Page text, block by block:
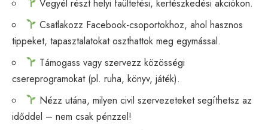
Vegyél részt helyi faültetési, kertészkedési akciókon.
Csatlakozz Facebook-csoportokhoz, ahol hasznos
tippeket, tapasztalatokat oszthattok meg egymással.
Támogass vagy szervezz közösségi
csereprogramokat (pl. ruha, könyv, játék).
Nézz utána, milyen civil szervezeteket segíthetsz az
időddel – nem csak pénzzel!